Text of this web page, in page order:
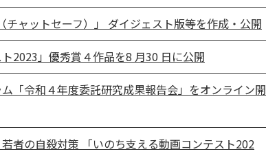
チャットセーフ）」 ダイジェスト版等を作成・公開
2023」優秀賞４作品を8 月30 日に公開
「令和４年度委託研究成果報告会」をオンライン開
者の自殺対策 「いのち支える動画コンテスト202